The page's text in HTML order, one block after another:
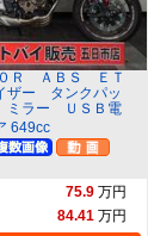
０Ｒ ＡＢＳ ＥＴ
ザー タンクパッ
ラー ＵＳＢ電
649cc
75.9 万円
84.41 万円